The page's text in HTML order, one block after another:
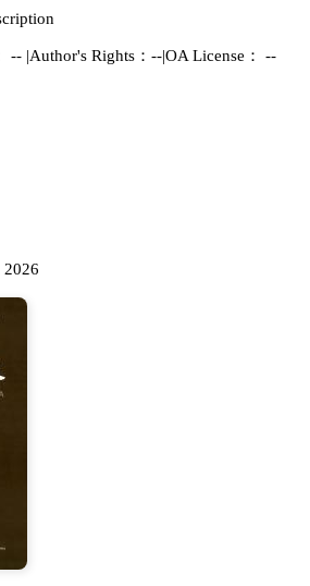
-- |Author's Rights：--|OA License： --
2026